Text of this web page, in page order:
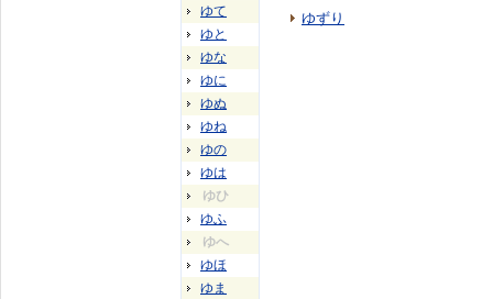
ゆて
ゆと
ゆな
ゆに
ゆぬ
ゆね
ゆの
ゆは
ゆひ
ゆふ
ゆへ
ゆほ
ゆま
ゆずり